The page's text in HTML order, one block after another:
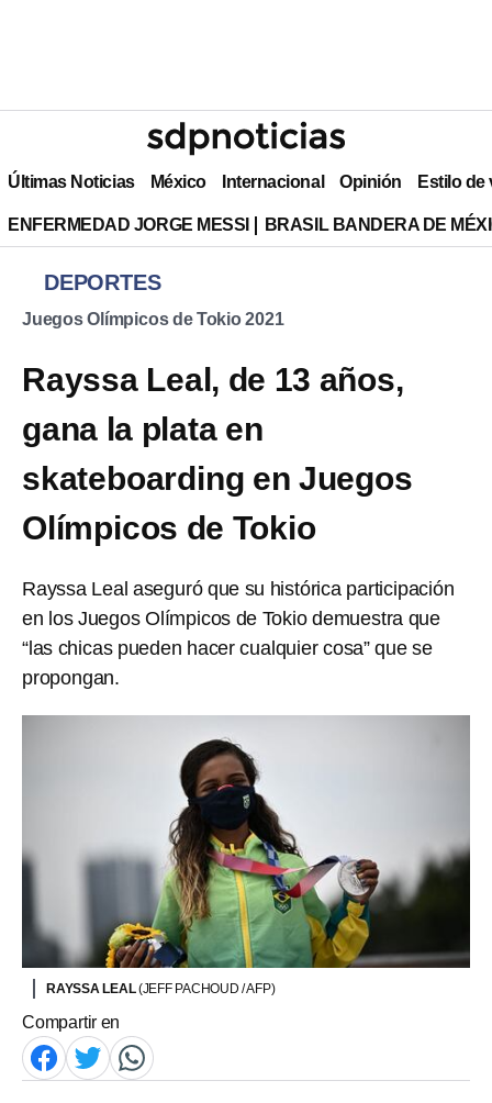
Últimas Noticias México Internacional Opinión Estilo de
ENFERMEDAD JORGE MESSI BRASIL BANDERA DE
DEPORTES
Juegos Olímpicos de Tokio 2021
Rayssa Leal, de 13 años,
gana la plata en
skateboarding en Juegos
Olímpicos de Tokio
Rayssa Leal aseguró que su histórica participación
en los Juegos Olímpicos de Tokio demuestra que
“las chicas pueden hacer cualquier cosa” que se
propongan.
RAYSSA LEAL(JEFF PACHOUD / AFP)
Compartir en